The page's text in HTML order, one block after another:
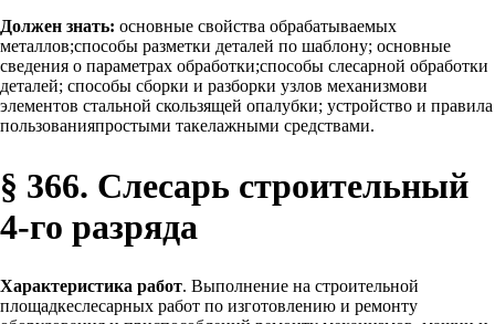
Должен знать: основные свойства обрабатываемых
металлов;способы разметки деталей по шаблону; основные
сведения о параметрах обработки;способы слесарной обработки
деталей; способы сборки и разборки узлов механизмови
элементов стальной скользящей опалубки; устройство и правила
пользованияпростыми такелажными средствами.
§ 366. Слесарь строительный
4-го разряда
Характеристика работ. Выполнение на строительной
площадкеслесарных работ по изготовлению и ремонту